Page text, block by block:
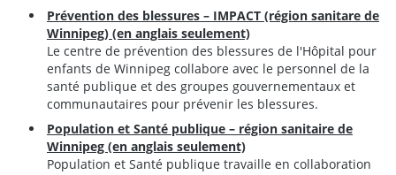
Prévention des blessures – IMPACT (région sanitare de
Winnipeg) (en anglais seulement)
Le centre de prévention des blessures de l'Hôpital pour
enfants de Winnipeg collabore avec le personnel de la
santé publique et des groupes gouvernementaux et
communautaires pour prévenir les blessures.
Population et Santé publique – région sanitaire de
Winnipeg (en anglais seulement)
Population et Santé publique travaille en collaboration